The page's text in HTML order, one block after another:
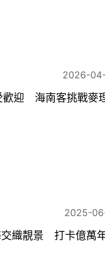
2026-
歡迎 海南客挑戰麥
2025-
織靚景 打卡億萬